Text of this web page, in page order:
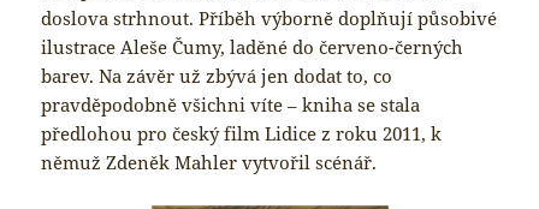
doslova strhnout. Příběh výborně doplňují působivé
ilustrace Aleše Čumy, laděné do červeno-černých
barev. Na závěr už zbývá jen dodat to, co
pravděpodobně všichni víte – kniha se stala
předlohou pro český film Lidice z roku 2011, k
němuž Zdeněk Mahler vytvořil scénář.